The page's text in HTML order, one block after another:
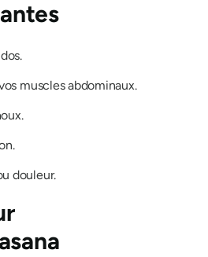
muscles abdominaux.
douleur.